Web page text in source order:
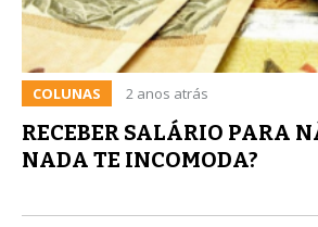
COLUNAS 2 anos atrás
RECEBER SALÁRIO PARA
NADA TE INCOMODA?